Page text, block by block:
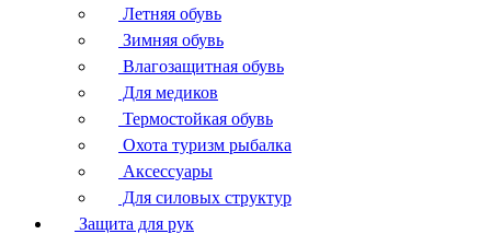
Летняя обувь
Зимняя обувь
Влагозащитная обувь
Для медиков
Термостойкая обувь
Охота туризм рыбалка
Аксессуары
Для силовых структур
Защита для рук